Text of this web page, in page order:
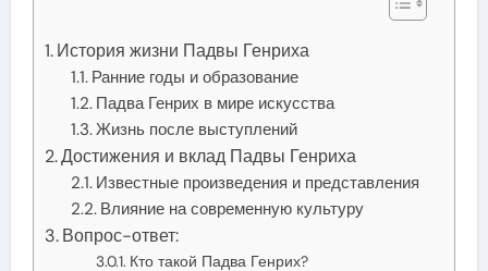
История жизни Падвы Генриха
Ранние годы и образование
Падва Генрих в мире искусства
Жизнь после выступлений
Достижения и вклад Падвы Генриха
Известные произведения и представления
Влияние на современную культуру
Вопрос-ответ:
Кто такой Падва Генрих?